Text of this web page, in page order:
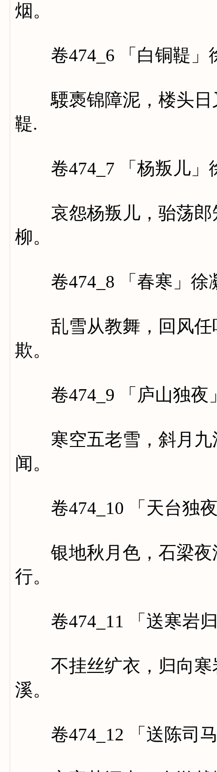
烟。
卷474_6 「白铜鞮」
騕褭锦障泥，楼头日
鞮.
卷474_7 「杨叛儿」
哀怨杨叛儿，骀荡郎
柳。
卷474_8 「春寒」徐
乱雪从教舞，回风任
欺。
卷474_9 「庐山独夜
寒空五老雪，斜月九
闻。
卷474_10 「天台独
银地秋月色，石梁夜
行。
卷474_11 「送寒岩
不挂丝纩衣，归向寒
溪。
卷474_12 「送陈司